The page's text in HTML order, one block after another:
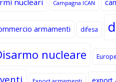
Campagna ICAN
armamenti difesa
nucleare